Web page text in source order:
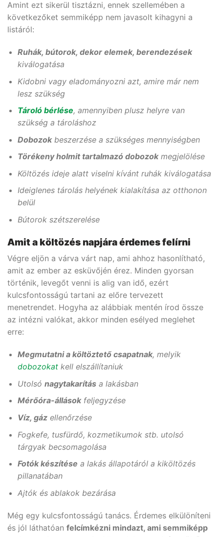
Amint ezt sikerül tisztázni, ennek szellemében a
következőket semmiképp nem javasolt kihagyni a
listáról:
Ruhák, bútorok, dekor elemek, berendezések
kiválogatása
Kidobni vagy eladományozni azt, amire már nem
lesz szükség
Tároló bérlése, amennyiben plusz helyre van
szükség a tároláshoz
Dobozokbeszerzése a szükséges mennyiségben
Törékeny holmit tartalmazó dobozokmegjelölése
Költözés ideje alatt viselni kívánt ruhák kiválogatása
Ideiglenes tárolás helyének kialakítása az otthonon
belül
Bútorok szétszerelése
Amit a költözés napjára érdemes felírni
Végre eljön a várva várt nap, ami ahhoz hasonlítható,
amit az ember az esküvőjén érez. Minden gyorsan
történik, levegőt venni is alig van idő, ezért
kulcsfontosságú tartani az előre tervezett
menetrendet. Hogyha az alábbiak mentén írod össze
az intézni valókat, akkor minden esélyed meglehet
erre:
Megmutatni a költöztető csapatnak, melyik
dobozokatkell elszállítaniuk
Utolsó nagytakarítása lakásban
Mérőóra-állásokfeljegyzése
Víz, gázellenőrzése
Fogkefe, tusfürdő, kozmetikumok stb. utolsó
tárgyak becsomagolása
Fotók készítése a lakás állapotáról a kiköltözés
pillanatában
Ajtók és ablakok bezárása
Még egy kulcsfontosságú tanács. Érdemes elkülöníteni
és jól láthatóan felcímkézni mindazt, ami semmiképp